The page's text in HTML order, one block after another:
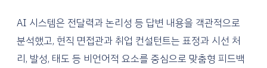
AI 시스템은 전달력과 논리성 등 답변 내용을 객관적으로
분석했고, 현직 면접관과 취업 컨설턴트는 표정과 시선 처
리, 발성, 태도 등 비언어적 요소를 중심으로 맞춤형 피드백